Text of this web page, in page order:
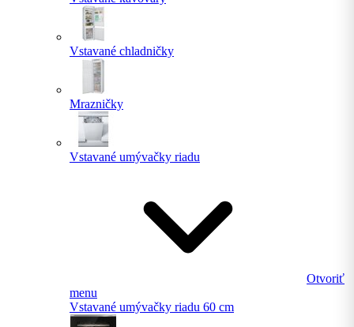
Vstavané chladničky
Mrazničky
Vstavané umývačky riadu
Otvoriť
menu
Vstavané umývačky riadu 60 cm